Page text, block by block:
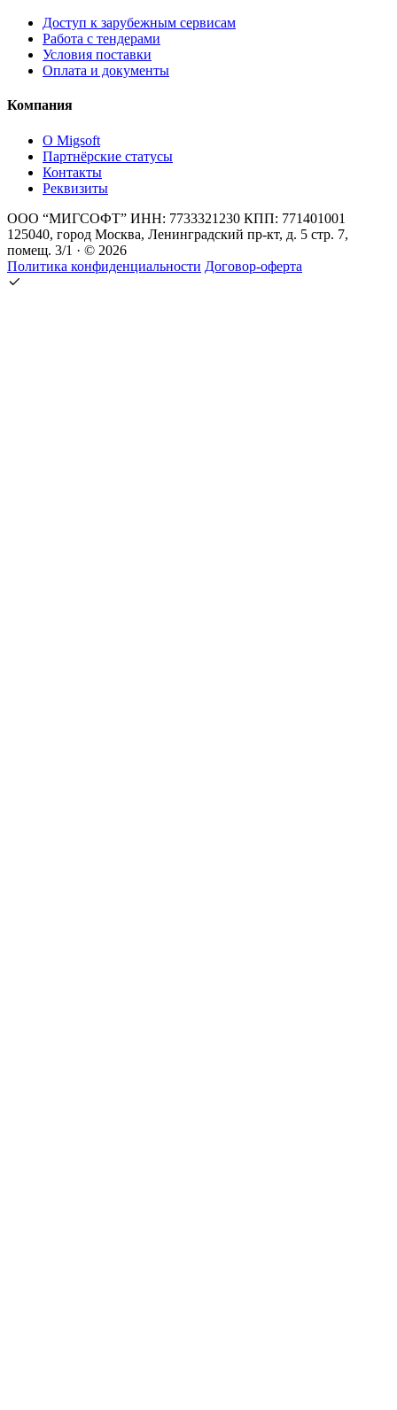
Доступ к зарубежным сервисам
Работа с тендерами
Условия поставки
Оплата и документы
Компания
О Migsoft
Партнёрские статусы
Контакты
Реквизиты
ООО “МИГСОФТ” ИНН: 7733321230 КПП: 771401001
125040, город Москва, Ленинградский пр-кт, д. 5 стр. 7,
помещ. 3/1 · © 2026
Политика конфиденциальности Договор-оферта